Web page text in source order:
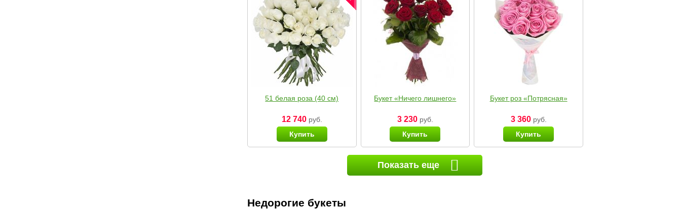
51 белая роза (40 см)
12 740руб.
Купить
Букет «Ничего лишнего»
3 230руб.
Купить
Букет роз «Потрясная»
3 360руб.
Купить
Показать еще
Недорогие букеты